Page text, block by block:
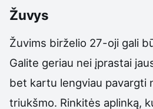
Žuvys
Žuvims birželio 27-oji gali
Galite geriau nei įprastai
bet kartu lengviau pavargti
triukšmo. Rinkitės aplinką,